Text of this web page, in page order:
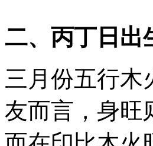
二、丙丁日出
三月份五行木
友而言，身旺